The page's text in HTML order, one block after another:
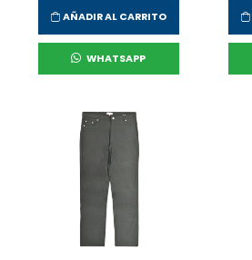
AÑADIR AL CARRITO
WHATSAPP